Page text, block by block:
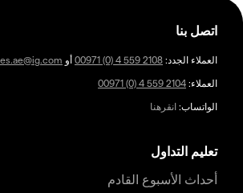
اتصل بنا
العملاء الجدد: 00971 (0) 4 559 2108 أو
العملاء: 00971 (0) 4 559 2104
الواتساب: انقرهنا
تعليم التداول
أحداث الأسبوع القادم